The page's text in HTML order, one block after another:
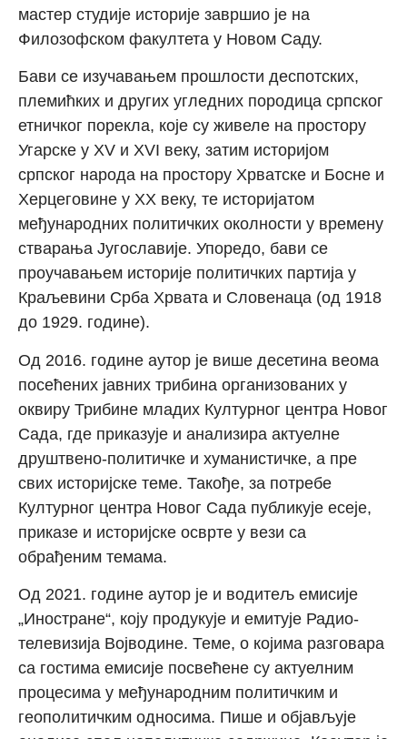
мастер студије историје завршио је на
Филозофском факултета у Новом Саду.
Бави се изучавањем прошлости деспотских,
племићких и других угледних породица српског
етничког порекла, које су живеле на простору
Угарске у XV и XVI веку, затим историјом
српског народа на простору Хрватске и Босне и
Херцеговине у XX веку, те историјатом
међународних политичких околности у времену
стварања Југославије. Упоредо, бави се
проучавањем историје политичких партија у
Краљевини Срба Хрвата и Словенаца (од 1918
до 1929. године).
Од 2016. године аутор је више десетина веома
посећених јавних трибина организованих у
оквиру Трибине младих Културног центра Новог
Сада, где приказује и анализира актуелне
друштвено-политичке и хуманистичке, а пре
свих историјске теме. Такође, за потребе
Културног центра Новог Сада публикује есеје,
приказе и историјске осврте у вези са
обрађеним темама.
Од 2021. године аутор је и водитељ емисије
„Иностране“, коју продукује и емитује Радио-
телевизија Војводине. Теме, о којима разговара
са гостима емисије посвећене су актуелним
процесима у међународним политичким и
геополитичким односима. Пише и објављује